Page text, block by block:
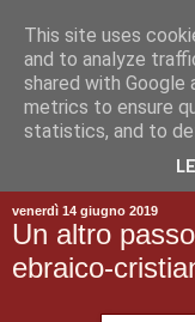
venerdì 14 giugno 2019
Un altro
ebraico-
This site uses
and to analyze
shared with Google
metrics to ensure
statistics, and to